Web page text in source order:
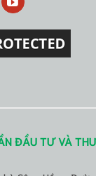
ĐẦU TƯ VÀ